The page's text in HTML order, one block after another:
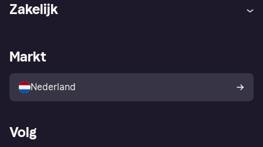
Winkeloverzicht
Kopersbescherming voor
consumenten
Zakelijk
Zakelijke login
Markt
Nederland
Volg